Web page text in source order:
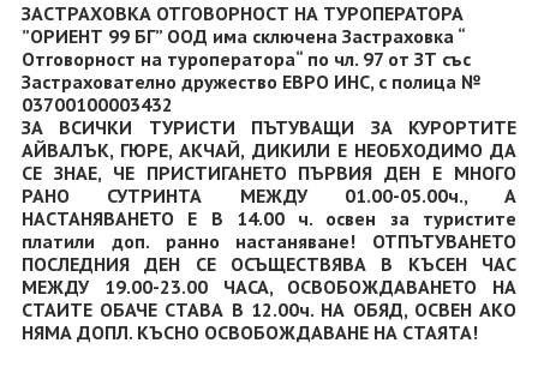
ЗАСТРАХОВКА ОТГОВОРНОСТ НА ТУРОПЕРАТОРА
”ОРИЕНТ 99 БГ” ООД има сключена Застраховка “
Отговорност на туроператора“ по чл. 97 от ЗТ със
Застрахователно дружество ЕВРО ИНС, с полица №
03700100003432
ЗА ВСИЧКИ ТУРИСТИ ПЪТУВАЩИ ЗА КУРОРТИТЕ
АЙВАЛЪК, ГЮРЕ, АКЧАЙ, ДИКИЛИ Е НЕОБХОДИМО ДА
СЕ ЗНАЕ, ЧЕ ПРИСТИГАНЕТО ПЪРВИЯ ДЕН Е МНОГО
РАНО СУТРИНТА МЕЖДУ 01.00-05.00ч., А
НАСТАНЯВАНЕТО Е В 14.00 ч. освен за туристите
платили доп. ранно настаняване! ОТПЪТУВАНЕТО
ПОСЛЕДНИЯ ДЕН СЕ ОСЪЩЕСТВЯВА В КЪСЕН ЧАС
МЕЖДУ 19.00-23.00 ЧАСА, ОСВОБОЖДАВАНЕТО НА
СТАИТЕ ОБАЧЕ СТАВА В 12.00ч. НА ОБЯД, ОСВЕН АКО
НЯМА ДОПЛ. КЪСНО ОСВОБОЖДАВАНЕ НА СТАЯТА!